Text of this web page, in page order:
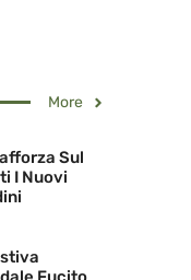
More
Sul
I Nuovi